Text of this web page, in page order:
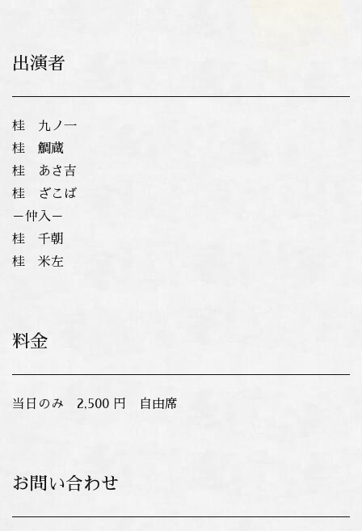
出演者
桂 九ノ一
桂 鯛蔵
桂 あさ吉
桂 ざこば
－仲入－
桂 千朝
桂 米左
料金
当日のみ 2,500 円 自由席
お問い合わせ